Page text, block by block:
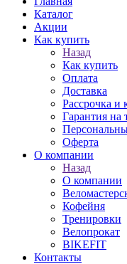
Каталог
Акции
Как купить
Назад
Как купить
Оплата
Доставка
Рассрочка и
Гарантия на
Оферта
О компании
Назад
О компании
Кофейня
Тренировки
Велопрокат
BIKEFIT
Контакты